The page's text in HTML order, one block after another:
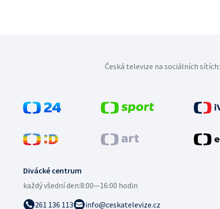
Divácké centrum
každý všední den:8:00—16:00 hodin
261 136 113
info@ceskatelevize.cz
Česká televize na sociálních sítích: